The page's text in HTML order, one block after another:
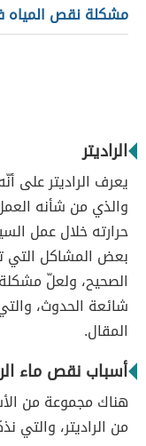
مشكلة نقص المياه
الراديتر
يعرف الراديتر على
والذي من شأنه
حرارته خلال عمل
بعض المشاكل التي
الصحيح، ولعلّ
شائعة الحدوث،
المقال.
أسباب نقص ماء
هناك مجموعة من
من الراديتر، والتي